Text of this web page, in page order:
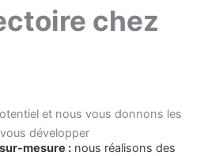
chez
et nous vous donnons les
développer
mesure : nous réalisons des